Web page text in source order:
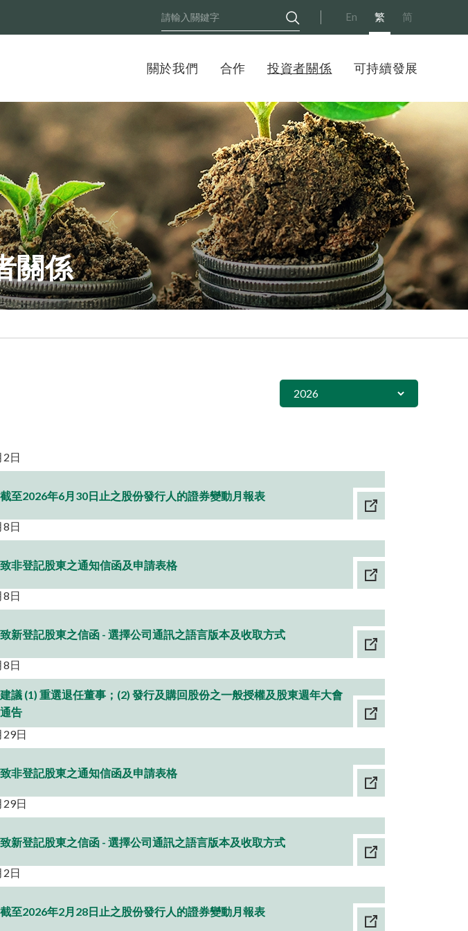
En 繁 简
關於我們 合作 投資者關係 可持續發展
關係
2026
2日
截至2026年6月30日止之股份發行人的證券變動月報表
8日
致非登記股東之通知信函及申請表格
8日
致新登記股東之信函 - 選擇公司通訊之語言版本及收取方式
8日
建議 (1) 重選退任董事；(2) 發行及購回股份之一般授權及股東週年大會
通告
29日
致非登記股東之通知信函及申請表格
29日
致新登記股東之信函 - 選擇公司通訊之語言版本及收取方式
2日
截至2026年2月28日止之股份發行人的證券變動月報表